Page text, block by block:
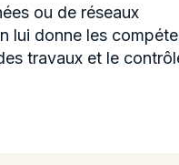
ou de réseaux
lui donne les
travaux et le